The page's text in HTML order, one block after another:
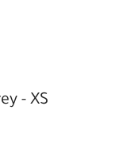
- XS